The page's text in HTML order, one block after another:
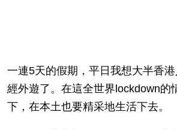
一連5天的假期，平日我想大半香
經外遊了。在這全世界lockdown的
下，在本土也要精采地生活下去。